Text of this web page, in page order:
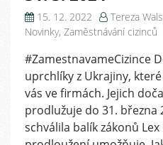
15. 12. 2022 Tereza
Novinky, Zaměstnávání cizinců
#ZamestnavameCizince
uprchlíky z Ukrajiny,
vás ve firmách. Jejich
prodlužuje do 31. března
schválila balík zákonů